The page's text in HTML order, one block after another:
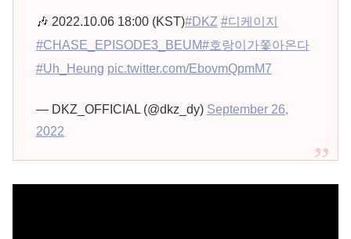
🎶 2022.10.06 18:00 (KST)#DKZ #디케이지
#CHASE_EPISODE3_BEUM#호랑이가쫓아온다
#Uh_Heung pic.twitter.com/EbovmQpmM7
— DKZ_OFFICIAL (@dkz_dy) September 26,
2022